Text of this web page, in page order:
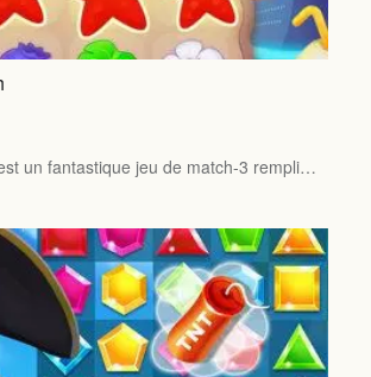
un fantastique jeu de match-3 rempli…